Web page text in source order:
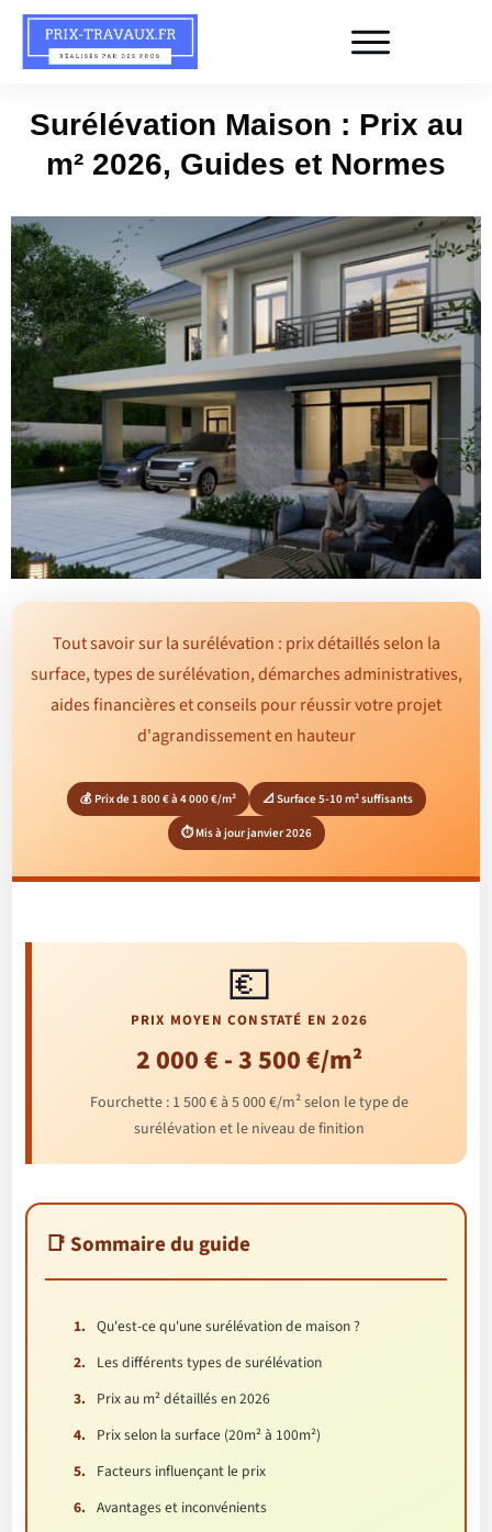
Surélévation Maison : Prix au
m² 2026, Guides et Normes
Tout savoir sur la surélévation : prix détaillés selon la
surface, types de surélévation, démarches administratives,
aides financières et conseils pour réussir votre projet
d'agrandissement en hauteur
💰 Prix de 1 800 € à 4 000 €/m² 📐 Surface 5-10 m² suffisants
⏱️ Mis à jour janvier 2026
💶
PRIX MOYEN CONSTATÉ EN 2026
2 000 € - 3 500 €/m²
Fourchette : 1 500 € à 5 000 €/m² selon le type de
surélévation et le niveau de finition
📑 Sommaire du guide
Qu'est-ce qu'une surélévation de maison ?
Les différents types de surélévation
Prix au m² détaillés en 2026
Prix selon la surface (20m² à 100m²)
Facteurs influençant le prix
Avantages et inconvénients